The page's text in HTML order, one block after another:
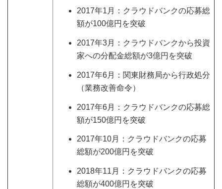
2017年1月：クラウドバンクの応募総
額が100億円を突破
2017年3月：クラウドバンクから投資
家への分配金総額が3億円を突破
2017年6月：関東財務局から行政処分
（業務改善命令）
2017年6月：クラウドバンクの応募総
額が150億円を突破
2017年10月：クラウドバンクの応募
総額が200億円を突破
2018年11月：クラウドバンクの応募
総額が400億円を突破